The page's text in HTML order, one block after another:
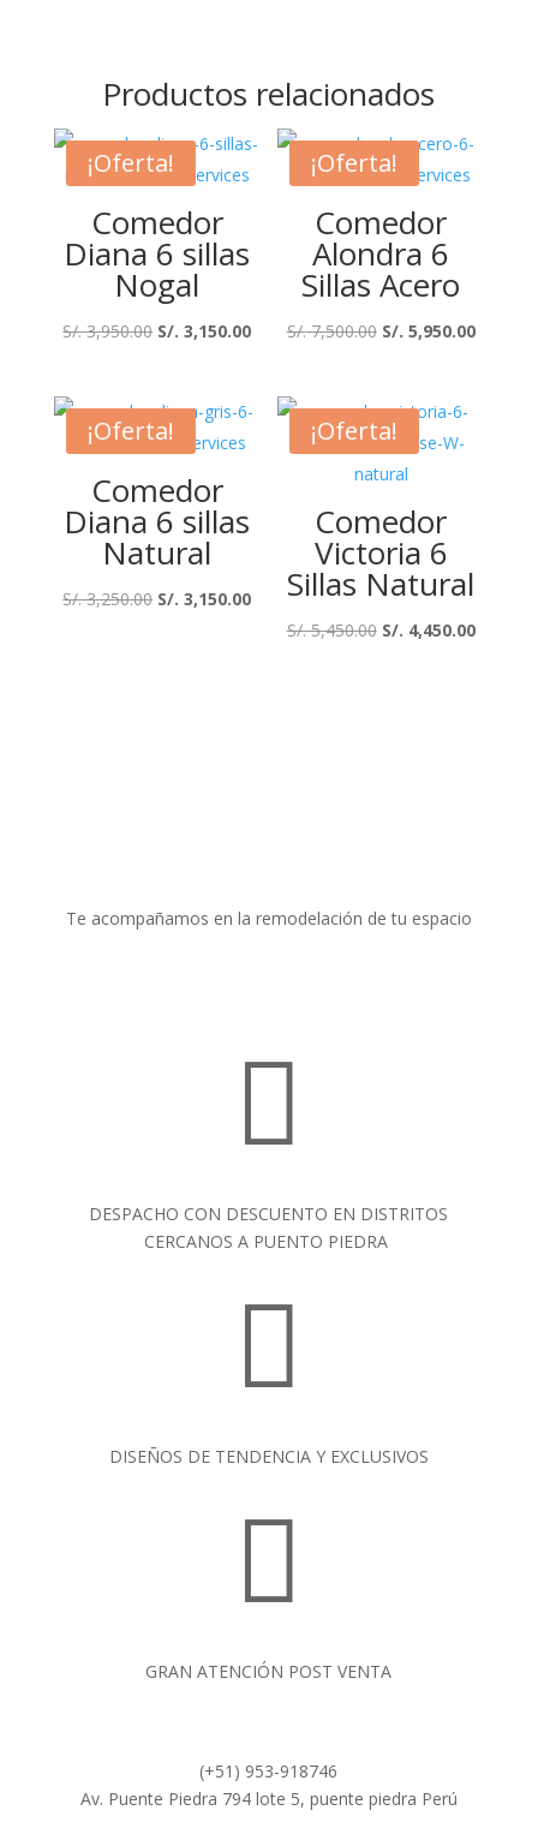
Productos relacionados
¡Oferta!
Comedor
Diana 6 sillas
Nogal
S/.3,950.00 El
era:
S/. 3,950.00.
S/. 3,150.00El
actual
S/. 3,150.00.
¡Oferta!
Comedor
Alondra 6
Sillas Acero
S/.7,500.00 El
era:
S/. 7,500.00.
S/. 5,950.00El
¡Oferta!
Comedor
Diana 6 sillas
Natural
S/.3,250.00 El
S/. 3,150.00El
precio
¡Oferta!
Comedor
Victoria 6
Sillas Natural
S/.5,450.00 El
S/. 4,450.00El
Te acompañamos en la remodelación de tu espacio

DESPACHO CON DESCUENTO EN DISTRITOS
CERCANOS A PUENTO PIEDRA

DISEÑOS DE TENDENCIA Y EXCLUSIVOS

GRAN ATENCIÓN POST VENTA
(+51) 953-918746
Av. Puente Piedra 794 lote 5, puente piedra Perú